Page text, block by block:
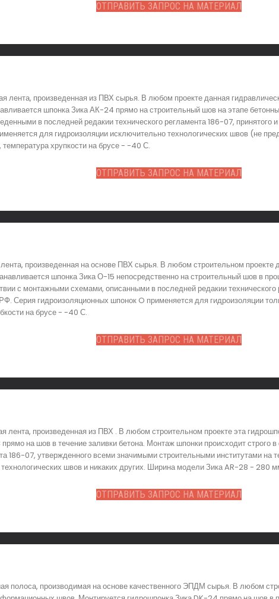
ОТПРАВИТЬ ЗАПРОС НА МАТЕРИАЛ
лента, произведенная из ПВХ сырья. В любом проекте данная
шпонка Зика АК-24 прямо на строительный шов на этапе
в последней редакии технического регламента 186-07, принятого
для гидроизоляции исключительно технологических швов (не
хрупкости на брусе - -40 С.
ОТПРАВИТЬ ЗАПРОС НА МАТЕРИАЛ
произведенная на основе ПВХ сырья. В любом строительном
шпонка Зика О-15 непосредственно на строительный шов в
с монтажными схемами, описанными в последней редакии
Серия гидроизоляционных шпонок O применяется для гидроизоляции
на брусе - -40 С.
ОТПРАВИТЬ ЗАПРОС НА МАТЕРИАЛ
лента, произведенная из ПВХ . В любом строительном проекте эта
на шов в течение заливки бетона. Монтаж шпонки происходит строго
186-07, утвержденного всеми значимыми строительными институтами
швов и никаких других. Ширина модели Зика AR-28 - 280
ОТПРАВИТЬ ЗАПРОС НА МАТЕРИАЛ
полоса, производимая на основе качественного ЭПДМ сырья. В любом